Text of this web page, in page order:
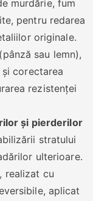
murdărie, fum
pentru redarea
originale.
(pânză sau lemn),
corectarea
rezistenței
și pierderilor
stratului
ulterioare.
, realizat cu
aplicat